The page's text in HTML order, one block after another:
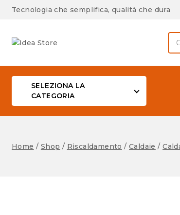
Tecnologia che semplifica, qualità che dura
SELEZIONA LA
CATEGORIA
Home / Shop / Riscaldamento / Caldaie /